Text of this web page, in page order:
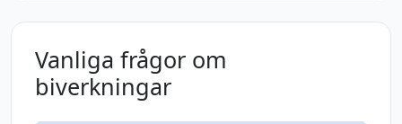
Vanliga frågor om
biverkningar